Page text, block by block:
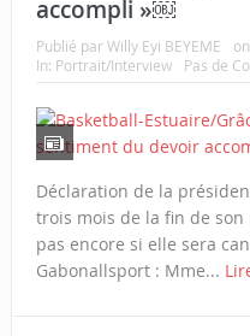
accompli »￼
Publié parWilly Eyi BEYEME
In: Portrait/Interview Pas de
Déclaration de la
trois mois de la fin de son
pas encore si elle sera
Gabonallsport : Mme...